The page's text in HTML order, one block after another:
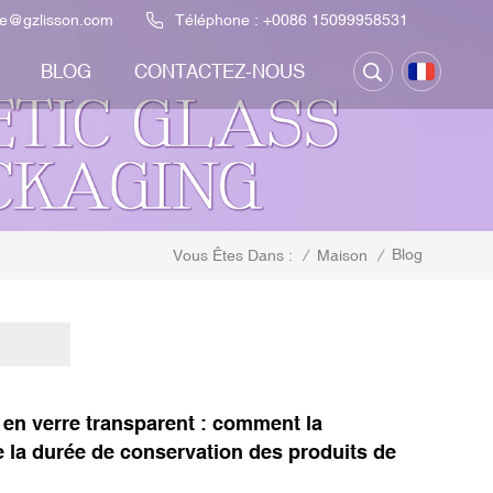
Téléphone : +0086 15099958531
BLOG CONTACTEZ-NOUS
Vous Êtes Dans : / Maison / Blog
verre transparent : comment la
la durée de conservation des produits de